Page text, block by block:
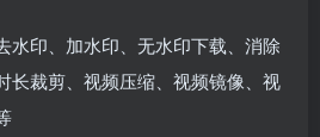
水印、加水印、无水印下载、消除
长裁剪、视频压缩、视频镜像、视